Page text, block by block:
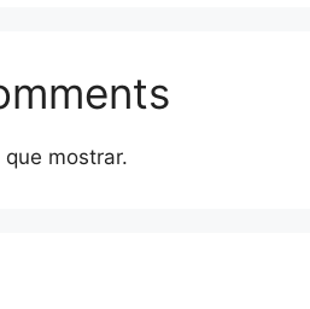
mostrar.